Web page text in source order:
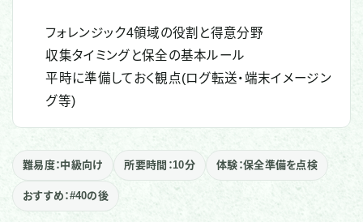
フォレンジック4領域の役割と得意分野
収集タイミングと保全の基本ルール
平時に準備しておく観点(ログ転送・端末イメージン
グ等)
難易度：中級向け 所要時間：10分 体験：保全準備を点検
おすすめ：#40の後